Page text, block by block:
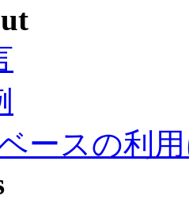
ースの利